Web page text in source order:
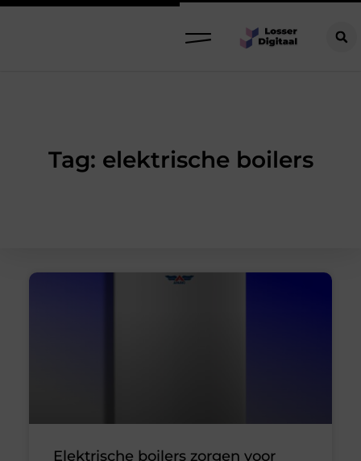
Tag: elektrische boilers
Elektrische boilers zorgen voor